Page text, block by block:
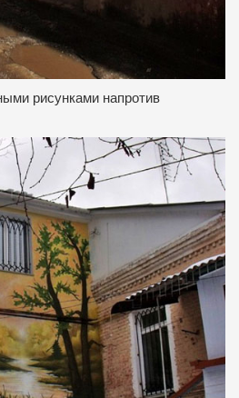
рисунками напротив